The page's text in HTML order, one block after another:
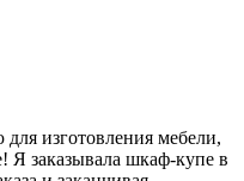
изготовления мебели,
Я заказывала шкаф-купе в